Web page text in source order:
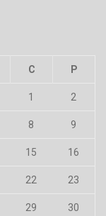
C P
1 2
8 9
15 16
22 23
29 30